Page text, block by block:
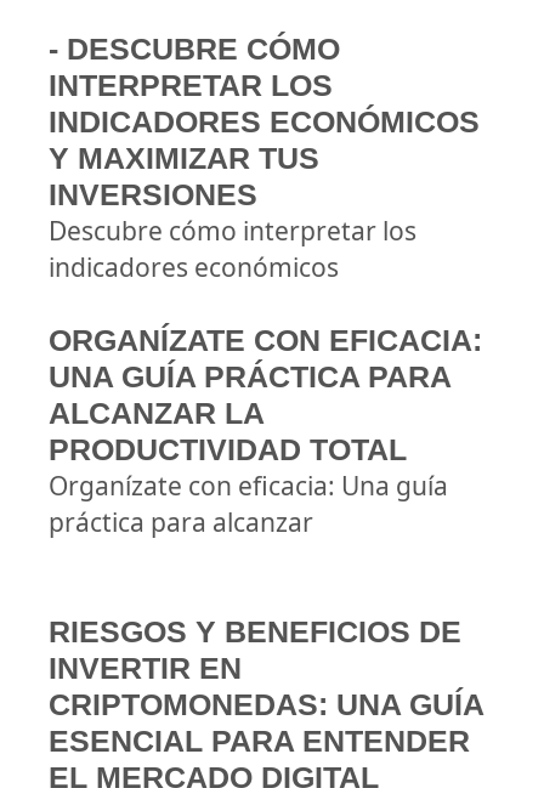
- DESCUBRE CÓMO
INTERPRETAR LOS
INDICADORES ECONÓMICOS
Y MAXIMIZAR TUS
INVERSIONES
Descubre cómo interpretar los
indicadores económicos
ORGANÍZATE CON EFICACIA:
UNA GUÍA PRÁCTICA PARA
ALCANZAR LA
PRODUCTIVIDAD TOTAL
Organízate con eficacia: Una guía
práctica para alcanzar
RIESGOS Y BENEFICIOS DE
INVERTIR EN
CRIPTOMONEDAS: UNA GUÍA
ESENCIAL PARA ENTENDER
EL MERCADO DIGITAL